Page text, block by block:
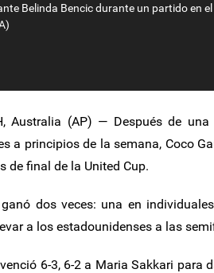
Belinda Bencic durante un partido en
Australia (AP) — Después de
a principios de la semana, Coco
de final de la United Cup.
dos veces: una en
a los estadounidenses a las
6-3, 6-2 a Maria Sakkari para